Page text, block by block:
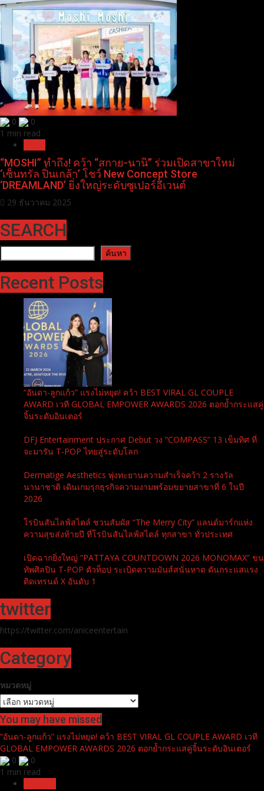
0
0
1 min read
“MOSHI” ทำถึง! คว้า “สกาย-นานิ” ร่วมเปิดสาขาใหม่
‘เซ็นทรัล ปิ่นเกล้า’ โชว์ New Concept Store
‘DREAMLAND’ ยิ่งใหญ่ระดับซูเปอร์อีเวนต์
29 ธันวาคม 2025
SEARCH
ค้นหา ค้นหา
Recent Posts
“อันดา-ลูกแก้ว” แรงไม่หยุด! คว้า BEST VIRAL GL COUPLE
AWARD เวที GLOBAL EMPOWER AWARDS 2026 ตอกย้ำกระแสคู่
จิ้นระดับอินเตอร์
DFJ Entertainment ประกาศ Debut วง “COMPASS” 13 เข็มทิศ ที่
จะมารัน T-POP ไทยสู่ระดับโลก
Dermatige Aesthetics พุ่งทะยานความสำเร็จคว้า 2 รางวัล
นานาชาติ เดินเกมรุกธุรกิจความงามพร้อมขยายสาขาที่ 6 ในปี
2026
โรบินสันไลฟ์สไตล์ ชวนสัมผัส “The Merry City” แลนด์มาร์กแห่ง
ความสุขส่งท้ายปี ที่โรบินสันไลฟ์สไตล์ ทุกสาขา ทั่วประเทศ
เปิดฉากยิ่งใหญ่ “PATTAYA COUNTDOWN 2026 MONOMAX” ขน
ทัพศิลปิน T-POP ตัวท็อป ระเบิดความมันส์สนั่นหาด ดันกระแสแรง
ติดเทรนด์ X อันดับ 1
twitter
https://twitter.com/aniceentertain
Category
หมวดหมู่
You may have missed
“อันดา-ลูกแก้ว” แรงไม่หยุด! คว้า BEST VIRAL GL COUPLE AWARD เวที
GLOBAL EMPOWER AWARDS 2026 ตอกย้ำกระแสคู่จิ้นระดับอินเตอร์
0
0
1 min read